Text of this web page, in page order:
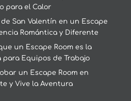
para el Calor
San Valentín en un Escape
Romántica y Diferente
un Escape Room es la
Equipos de Trabajo
un Escape Room en
y Vive la Aventura